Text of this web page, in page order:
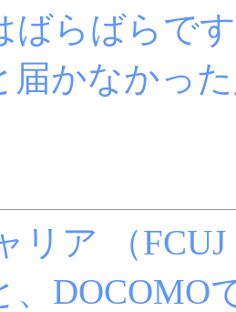
ばらばらで
届かなかっ
リア （FCUJ
、DOCOMO